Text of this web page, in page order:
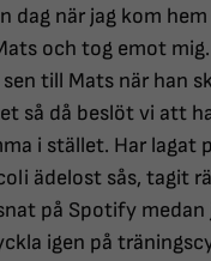
dag när jag kom
och tog emot mig.
till Mats när han
så då beslöt vi att
i stället. Har lagat
ädelost sås, tagit
på Spotify medan
igen på